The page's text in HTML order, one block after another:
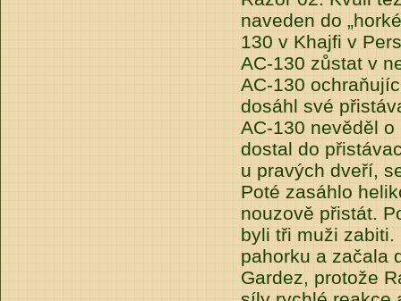
naveden do
130 v Khajfi v
AC-130 zůstat v
AC-130
dosáhl své
AC-130 nevěděl
dostal do
u pravých dveří,
Poté zasáhlo
nouzově přistát.
byli tři muži
pahorku a začala
Gardez, protože